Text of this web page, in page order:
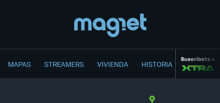
MAPAS STREAMERS VIVIENDA HISTORIA Suscríbete a